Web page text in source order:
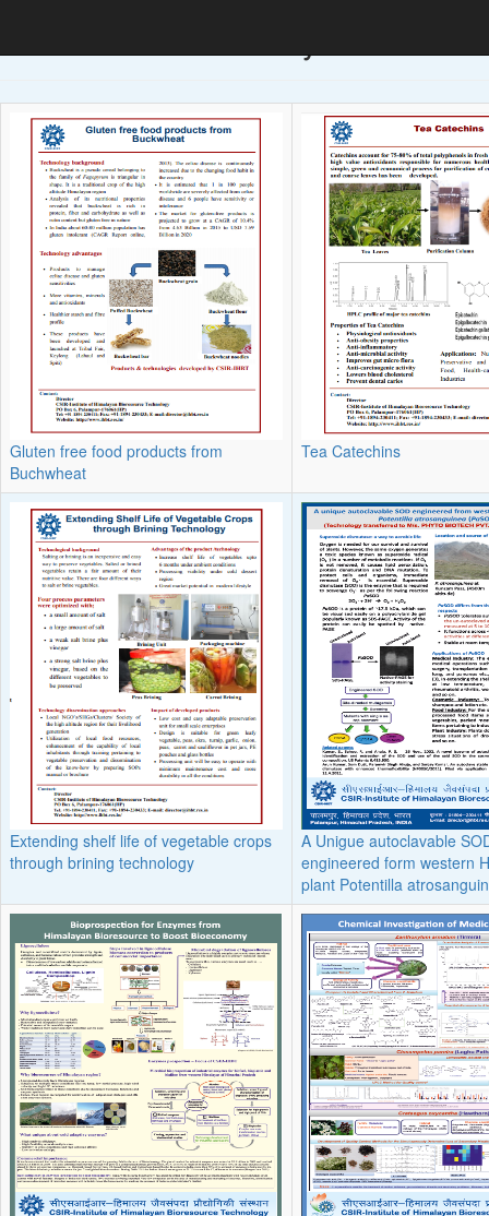
Gluten free food products from
Buchwheat
Tea Catechins
Extending shelf life of vegetable crops
through brining technology
A Unigue autoclavable
engineered form western
plant Potentilla